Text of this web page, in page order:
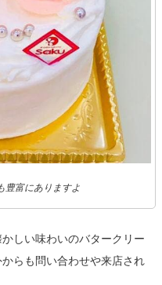
豊富にありますよ
しい味わいのバタークリー
らも問い合わせや来店され